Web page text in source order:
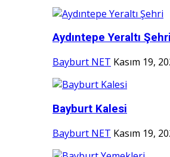
Aydıntepe Yeraltı Şehri
Bayburt NET Kasım 19,
Bayburt Kalesi
Bayburt NET Kasım 19,